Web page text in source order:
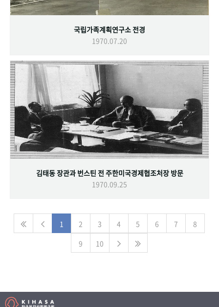
국립가족계획연구소 전경
1970.07.20
김태동 장관과 번스틴 전 주한미국경제협조처장 방문
1970.09.25
1 2 3 4 5 6 7
8
9
10